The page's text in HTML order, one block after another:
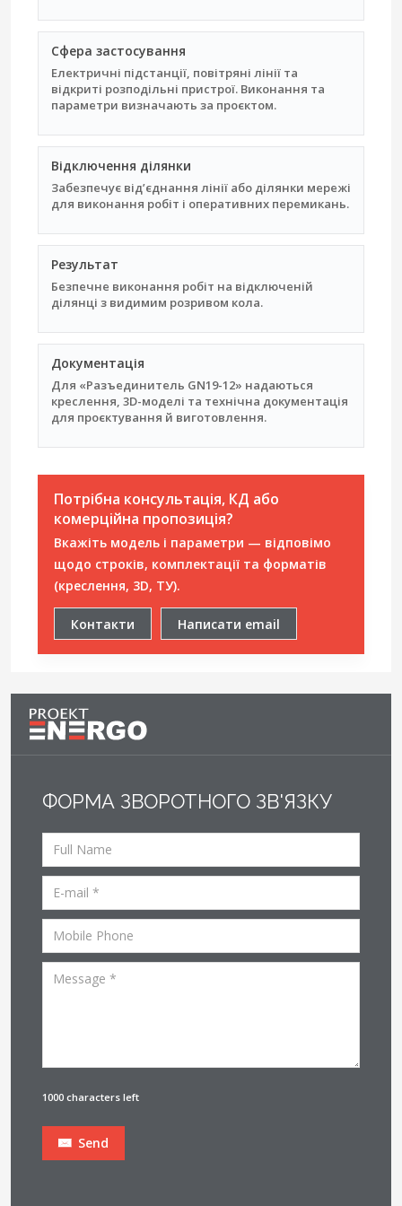
Сфера застосування
Електричні підстанції, повітряні лінії та
відкриті розподільні пристрої. Виконання та
параметри визначають за проєктом.
Відключення ділянки
Забезпечує від’єднання лінії або ділянки мережі
для виконання робіт і оперативних перемикань.
Результат
Безпечне виконання робіт на відключеній
ділянці з видимим розривом кола.
Документація
Для «Разъединитель GN19-12» надаються
креслення, 3D-моделі та технічна документація
для проєктування й виготовлення.
Потрібна консультація, КД або
комерційна пропозиція?
Вкажіть модель і параметри — відповімо
щодо строків, комплектації та форматів
(креслення, 3D, ТУ).
Контакти Написати email
ФОРМА ЗВОРОТНОГО ЗВ'ЯЗКУ
1000 characters left
Send